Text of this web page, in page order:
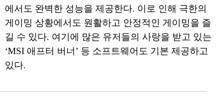
에서도 완벽한 성능을 제공한다. 이로 인해 극한의
게이밍 상황에서도 원활하고 안정적인 게이밍을 즐
길 수 있다. 여기에 많은 유저들의 사랑을 받고 있는
‘MSI 애프터 버너’ 등 소프트웨어도 기본 제공하고
있다.